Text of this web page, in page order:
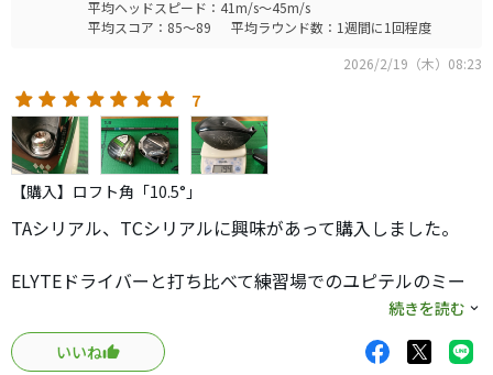
平均ヘッドスピード：41m/s～45m/s
平均スコア：85～89
平均ラウンド数：1週間に1回程度
2026/2/19（木）08:23
7
【購入】ロフト角「10.5°」
TAシリアル、TCシリアルに興味があって購入しました。
ELYTEドライバーと打ち比べて練習場でのユピテルのミー
ト率が高めに出るのでラウンドでも使用しました。
硬めのELYTEと違って打感は柔らかいし、良く飛びます。
続きを読む
いいね